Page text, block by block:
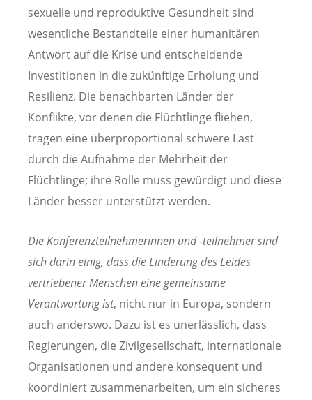
sexuelle und reproduktive Gesundheit sind
wesentliche Bestandteile einer humanitären
Antwort auf die Krise und entscheidende
Investitionen in die zukünftige Erholung und
Resilienz. Die benachbarten Länder der
Konflikte, vor denen die Flüchtlinge fliehen,
tragen eine überproportional schwere Last
durch die Aufnahme der Mehrheit der
Flüchtlinge; ihre Rolle muss gewürdigt und diese
Länder besser unterstützt werden.
Die Konferenzteilnehmerinnen und -teilnehmer sind
sich darin einig, dass die Linderung des Leides
vertriebener Menschen eine gemeinsame
Verantwortung ist, nicht nur in Europa, sondern
auch anderswo. Dazu ist es unerlässlich, dass
Regierungen, die Zivilgesellschaft, internationale
Organisationen und andere konsequent und
koordiniert zusammenarbeiten, um ein sicheres